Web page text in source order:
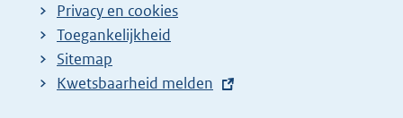
Privacy en cookies
Toegankelijkheid
Sitemap
E
Kwetsbaarheid melden